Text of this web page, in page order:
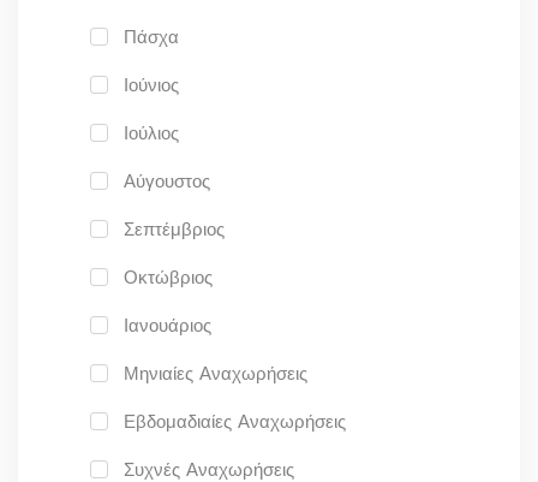
Πάσχα
Ιούνιος
Ιούλιος
Αύγουστος
Σεπτέμβριος
Οκτώβριος
Ιανουάριος
Μηνιαίες Αναχωρήσεις
Εβδομαδιαίες Αναχωρήσεις
Συχνές Αναχωρήσεις